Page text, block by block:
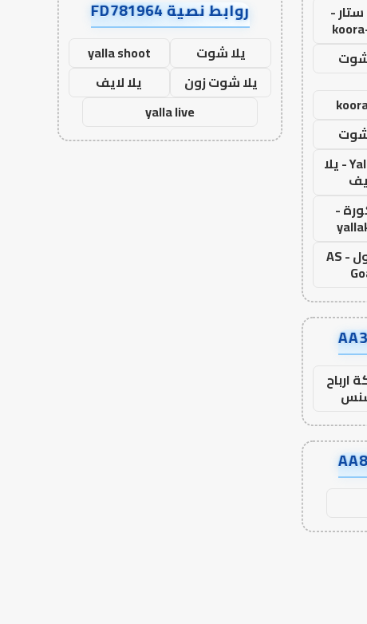
-
شوت
شوت
Yalla Live - يلا
-
اس جول - AS
ارباح
روابط نصية FD781964
يلا شوت
yalla shoot
يلا شوت زون
يلا لايف
yalla live